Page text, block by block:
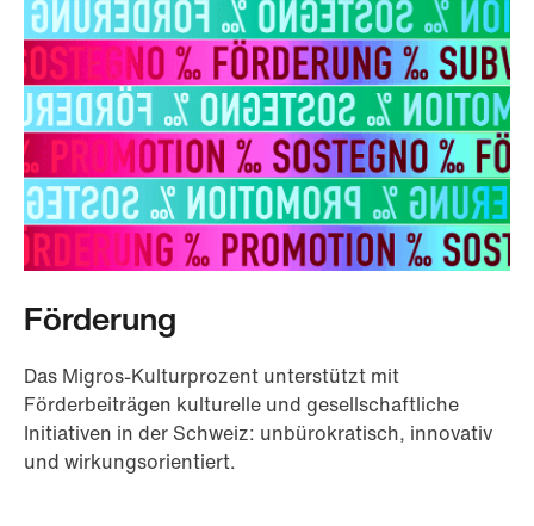
Förderung
Das Migros-Kulturprozent unterstützt mit
Förderbeiträgen kulturelle und gesellschaftliche
Initiativen in der Schweiz: unbürokratisch, innovativ
und wirkungsorientiert.